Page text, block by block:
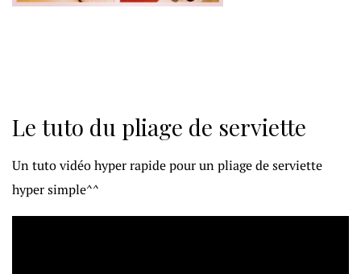
Le tuto du pliage de serviette
Un tuto vidéo hyper rapide pour un pliage de serviette
hyper simple^^